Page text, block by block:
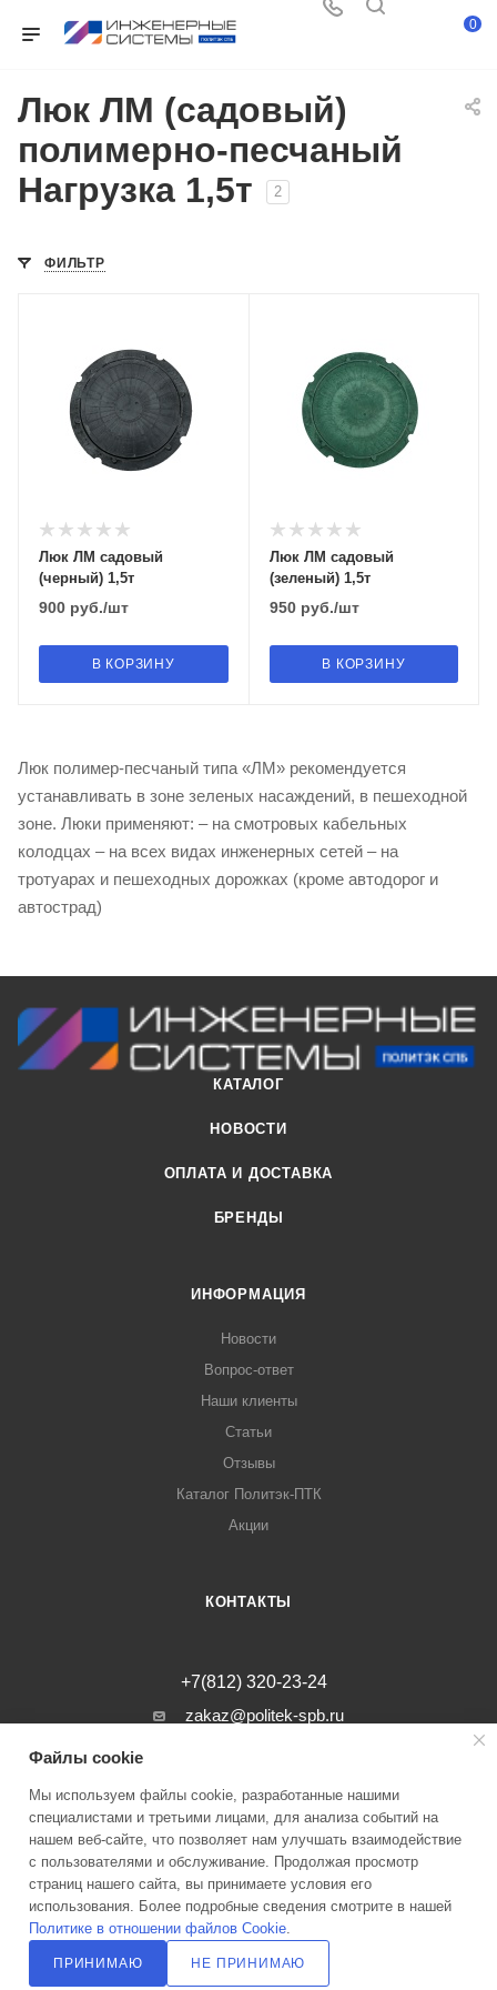
0
Люк ЛМ (садовый)
полимерно-песчаный
Нагрузка 1,5т
2
ФИЛЬТР
Люк ЛМ садовый
(черный) 1,5т
900 руб./шт
В КОРЗИНУ
Люк ЛМ садовый
(зеленый) 1,5т
950руб./шт
В КОРЗИНУ
Люк полимер-песчаный типа «ЛМ» рекомендуется
устанавливать в зоне зеленых насаждений, в пешеходной
зоне. Люки применяют: – на смотровых кабельных
колодцах – на всех видах инженерных сетей – на
тротуарах и пешеходных дорожках (кроме автодорог и
автострад)
КАТАЛОГ
НОВОСТИ
ОПЛАТА И ДОСТАВКА
БРЕНДЫ
ИНФОРМАЦИЯ
Новости
Вопрос-ответ
Наши клиенты
Статьи
Отзывы
Каталог Политэк-ПТК
Акции
КОНТАКТЫ
+7(812) 320-23-24
zakaz@politek-spb.ru
г. Санкт-Петербург, Минеральная ул, д.
2026 © Инженерные системы Политэк СПБ Все права защищены
Файлы cookie
Мы используем файлы cookie, разработанные нашими
специалистами и третьими лицами, для анализа событий на
нашем веб-сайте, что позволяет нам улучшать взаимодействие
с пользователями и обслуживание. Продолжая просмотр
страниц нашего сайта, вы принимаете условия его
использования. Более подробные сведения смотрите в нашей
Политике в отношении файлов Cookie.
ПРИНИМАЮ НЕ ПРИНИМАЮ